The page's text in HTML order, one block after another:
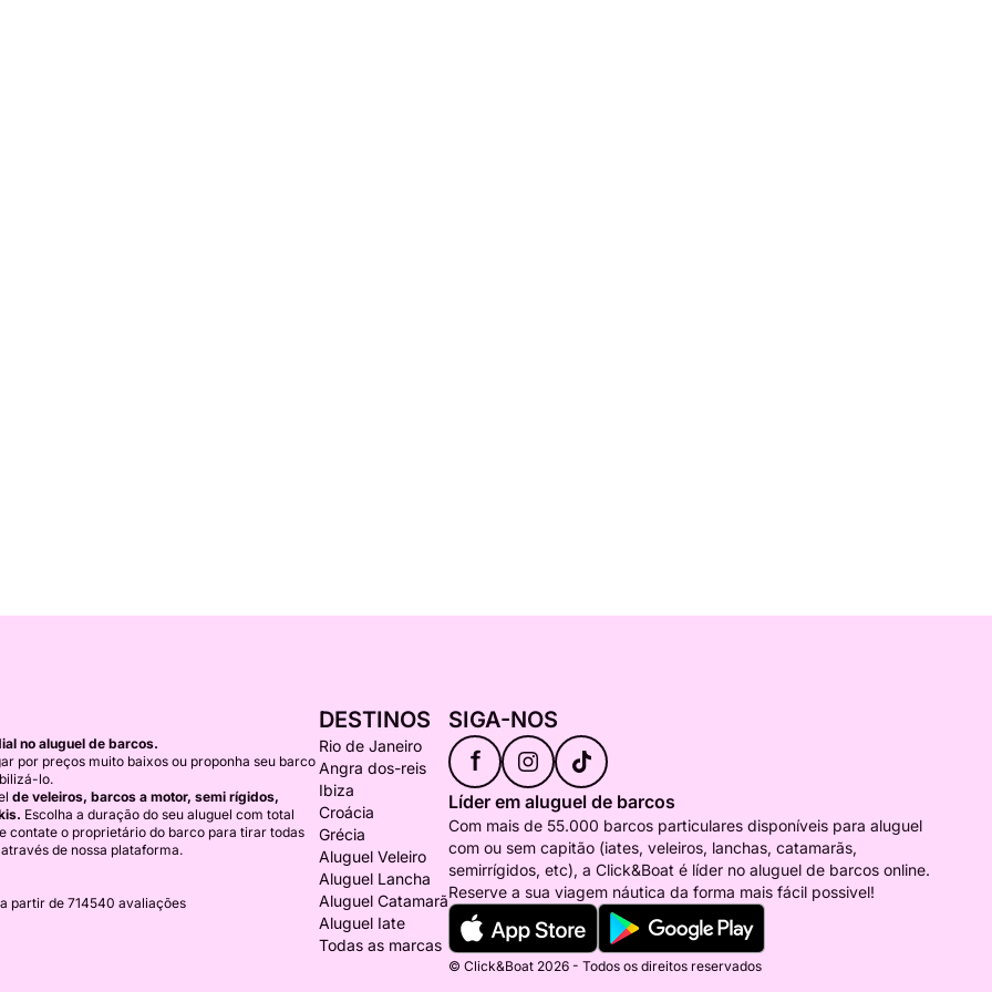
no aluguel de barcos.
por preços muito baixos ou proponha seu barco
lo.
de veleiros, barcos a motor, semi rígidos,
Escolha a duração do seu aluguel com total
contate o proprietário do barco para tirar todas
de nossa plataforma.
partir de 714540 avaliações
DESTINOS
Rio de Janeiro
Angra dos-reis
Ibiza
Croácia
Grécia
Aluguel Veleiro
Aluguel Lancha
Aluguel Catamarã
Aluguel Iate
Todas as marcas
SIGA-NOS
f
Líder em aluguel de barcos
Com mais de 55.000 barcos particulares disponíveis para aluguel
com ou sem capitão (iates, veleiros, lanchas, catamarãs,
semirrígidos, etc), a Click&Boat é líder no aluguel de barcos online.
Reserve a sua viagem náutica da forma mais fácil possivel!
© Click&Boat 2026 - Todos os direitos reservados